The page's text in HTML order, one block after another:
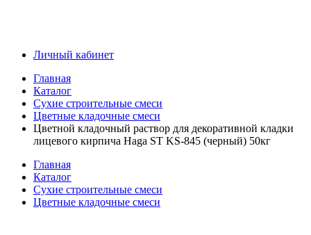
Личный кабинет
Главная
Каталог
Сухие строительные смеси
Цветные кладочные смеси
Цветной кладочный раствор для декоративной кладки
лицевого кирпича Haga ST KS-845 (черный) 50кг
Главная
Каталог
Сухие строительные смеси
Цветные кладочные смеси